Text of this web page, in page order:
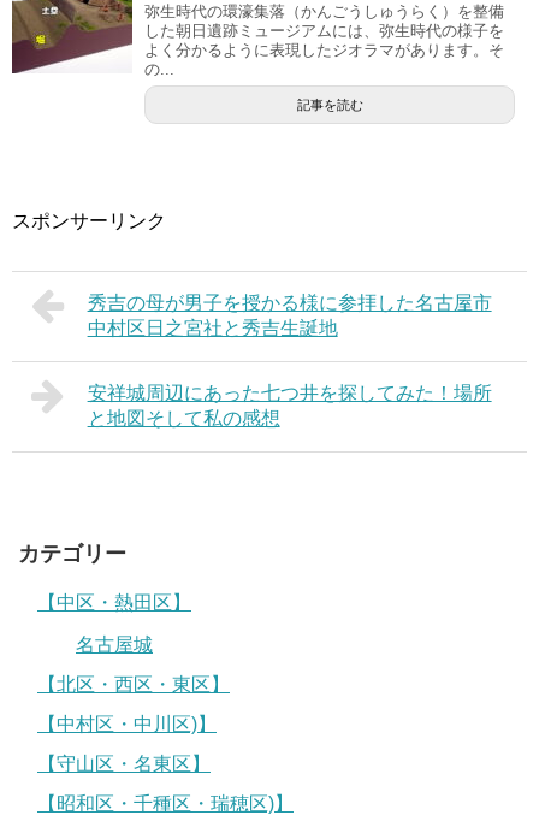
弥生時代の環濠集落（かんごうしゅうらく）を整備
した朝日遺跡ミュージアムには、弥生時代の様子を
よく分かるように表現したジオラマがあります。そ
の...
記事を読む
スポンサーリンク
秀吉の母が男子を授かる様に参拝した名古屋市
中村区日之宮社と秀吉生誕地
安祥城周辺にあった七つ井を探してみた！場所
と地図そして私の感想
カテゴリー
【中区・熱田区】
名古屋城
【北区・西区・東区】
【中村区・中川区)】
【守山区・名東区】
【昭和区・千種区・瑞穂区)】